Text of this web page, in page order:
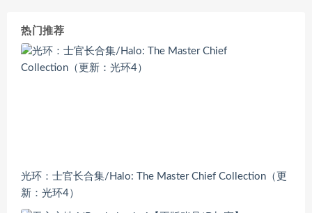
热门推荐
光环：士官长合集/Halo: The Master Chief Collection（更
新：光环4）